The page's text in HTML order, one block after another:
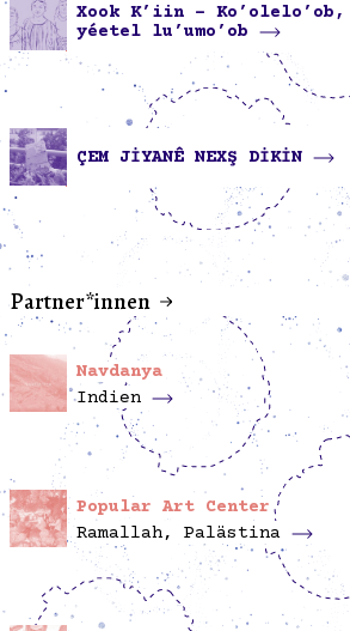
Xook K’iin – Ko’olelo’ob,
yéetel lu’umo’ob
ÇEM JİYANÊ NEXŞ DİKİN
Partner*innen
Navdanya
Indien
Popular Art Center
Ramallah, Palästina